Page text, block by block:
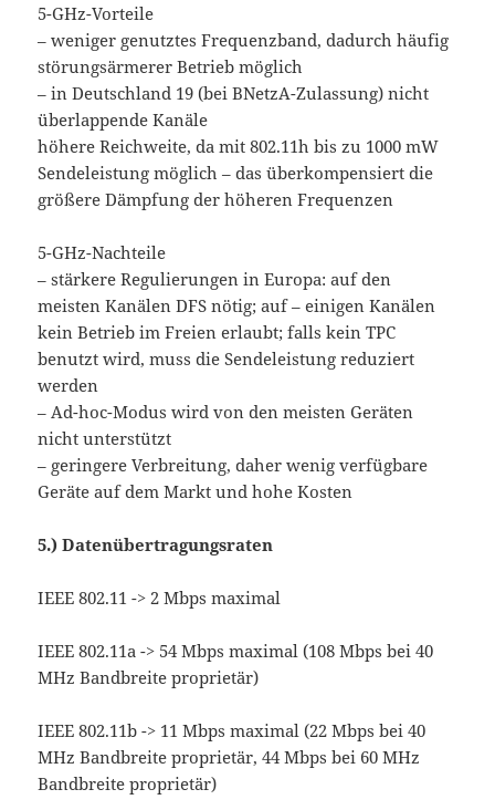
5-GHz-Vorteile
– weniger genutztes Frequenzband, dadurch häufig
störungsärmerer Betrieb möglich
– in Deutschland 19 (bei BNetzA-Zulassung) nicht
überlappende Kanäle
höhere Reichweite, da mit 802.11h bis zu 1000 mW
Sendeleistung möglich – das überkompensiert die
größere Dämpfung der höheren Frequenzen
5-GHz-Nachteile
– stärkere Regulierungen in Europa: auf den
meisten Kanälen DFS nötig; auf – einigen Kanälen
kein Betrieb im Freien erlaubt; falls kein TPC
benutzt wird, muss die Sendeleistung reduziert
werden
– Ad-hoc-Modus wird von den meisten Geräten
nicht unterstützt
– geringere Verbreitung, daher wenig verfügbare
Geräte auf dem Markt und hohe Kosten
5.) Datenübertragungsraten
IEEE 802.11 -> 2 Mbps maximal
IEEE 802.11a -> 54 Mbps maximal (108 Mbps bei 40
MHz Bandbreite proprietär)
IEEE 802.11b -> 11 Mbps maximal (22 Mbps bei 40
MHz Bandbreite proprietär, 44 Mbps bei 60 MHz
Bandbreite proprietär)